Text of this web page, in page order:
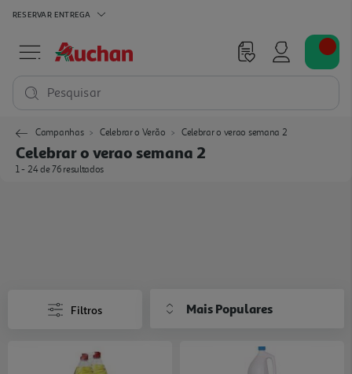
RESERVAR ENTREGA
Pesquisar
Campanhas Celebrar o Verão Celebrar o verao semana 2
Celebrar o verao semana 2
1 - 24 de 76 resultados
Filtros Mais Populares